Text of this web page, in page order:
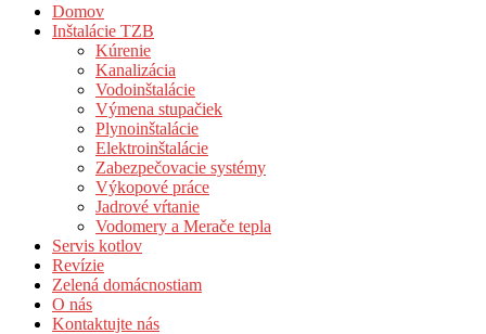
Domov
Inštalácie TZB
Kúrenie
Kanalizácia
Vodoinštalácie
Výmena stupačiek
Plynoinštalácie
Elektroinštalácie
Zabezpečovacie systémy
Výkopové práce
Jadrové vŕtanie
Vodomery a Merače tepla
Servis kotlov
Revízie
Zelená domácnostiam
O nás
Kontaktujte nás